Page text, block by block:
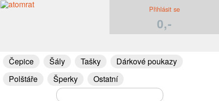
Přihlásit se
0,-
Čepice Šály Tašky
Dárkové poukazy
Polštáře
Šperky Ostatní